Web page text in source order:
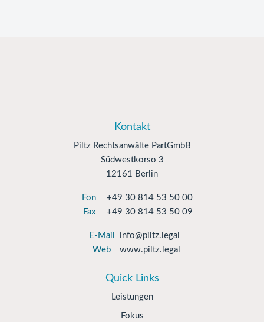
Kontakt
Piltz Rechtsanwälte PartGmbB
Südwestkorso 3
12161 Berlin
Fon
+49 30 814 53 50 00
Fax
+49 30 814 53 50 09
E-Mail
info@piltz.legal
Web
www.piltz.legal
Quick Links
Leistungen
Fokus